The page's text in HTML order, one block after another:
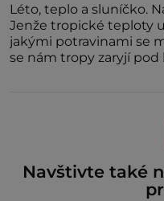
Léto, teplo a sluníčko.
Jenže tropické teploty
jakými potravinami se
se nám tropy zaryjí
Navštivte také